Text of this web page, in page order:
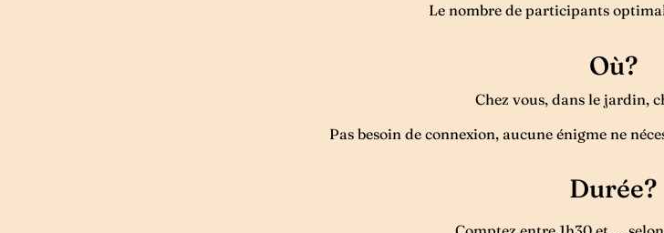
Le nombre de participants
Où?
Chez vous, dans le jardin,
Pas besoin de connexion, aucune énigme ne
Durée?